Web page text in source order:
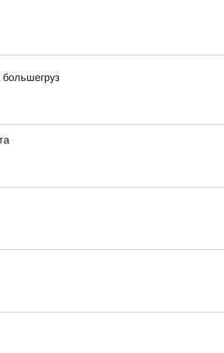
большегруз